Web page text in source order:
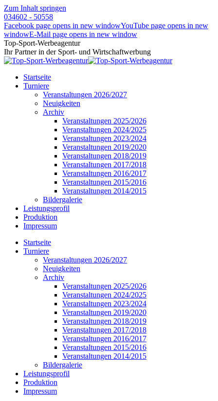
Zum Inhalt springen
034602 - 50558
Facebook page opens in new windowYouTube page opens in new
windowE-Mail page opens in new window
Top-Sport-Werbeagentur
Ihr Partner in der Sport- und Wirtschaftwerbung
Startseite
Turniere
Veranstaltungen 2026/2027
Neuigkeiten
Archiv
Veranstaltungen 2025/2026
Veranstaltungen 2024/2025
Veranstaltungen 2023/2024
Veranstaltungen 2019/2020
Veranstaltungen 2018/2019
Veranstaltungen 2017/2018
Veranstaltungen 2016/2017
Veranstaltungen 2015/2016
Veranstaltungen 2014/2015
Bildergalerie
Leistungsprofil
Produktion
Impressum
Startseite
Turniere
Veranstaltungen 2026/2027
Neuigkeiten
Archiv
Veranstaltungen 2025/2026
Veranstaltungen 2024/2025
Veranstaltungen 2023/2024
Veranstaltungen 2019/2020
Veranstaltungen 2018/2019
Veranstaltungen 2017/2018
Veranstaltungen 2016/2017
Veranstaltungen 2015/2016
Veranstaltungen 2014/2015
Bildergalerie
Leistungsprofil
Produktion
Impressum